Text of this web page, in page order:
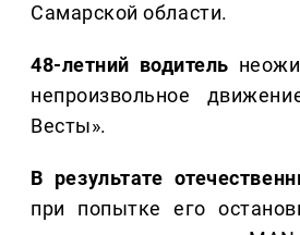
Самарской области.
48-летний водитель
непроизвольное
Весты».
В результате
при попытке его